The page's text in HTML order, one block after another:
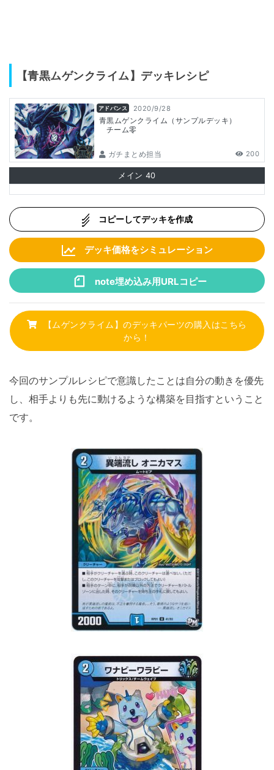
【青黒ムゲンクライム】デッキレシピ
アドバンス 2020/9/28
青黒ムゲンクライム（サンプルデッキ）
チーム零
ガチまとめ担当 200
メイン 40
コピーしてデッキを作成
デッキ価格をシミュレーション
note埋め込み用URLコピー
【ムゲンクライム】のデッキパーツの購入はこちら
から！
今回のサンプルレシピで意識したことは自分の動きを優先
し、相手よりも先に動けるような構築を目指すということ
です。